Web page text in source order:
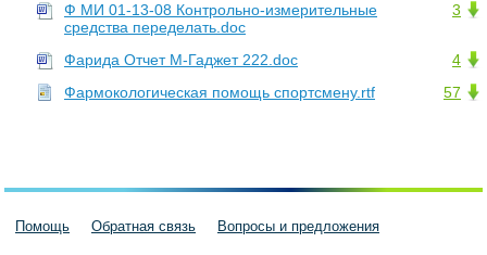
3
Ф МИ 01-13-08 Контрольно-измерительные
средства переделать.doc
4
Фарида Отчет М-Гаджет 222.doc
57
Фармокологическая помощь спортсмену.rtf
Помощь Обратная связь Вопросы и предложения